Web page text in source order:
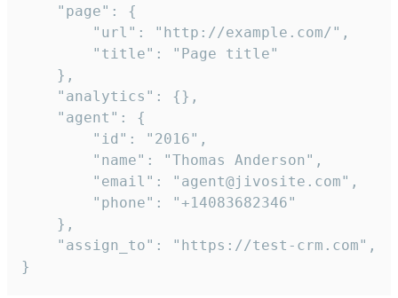
    "page": {
        "url": "http://example.com/",
        "title": "Page title"
    },
    "analytics": {},
    "agent": {
        "id": "2016",
        "name": "Thomas Anderson",
        "email": "agent@jivosite.com",
        "phone": "+14083682346"
    },
    "assign_to": "https://test-crm.com",
}